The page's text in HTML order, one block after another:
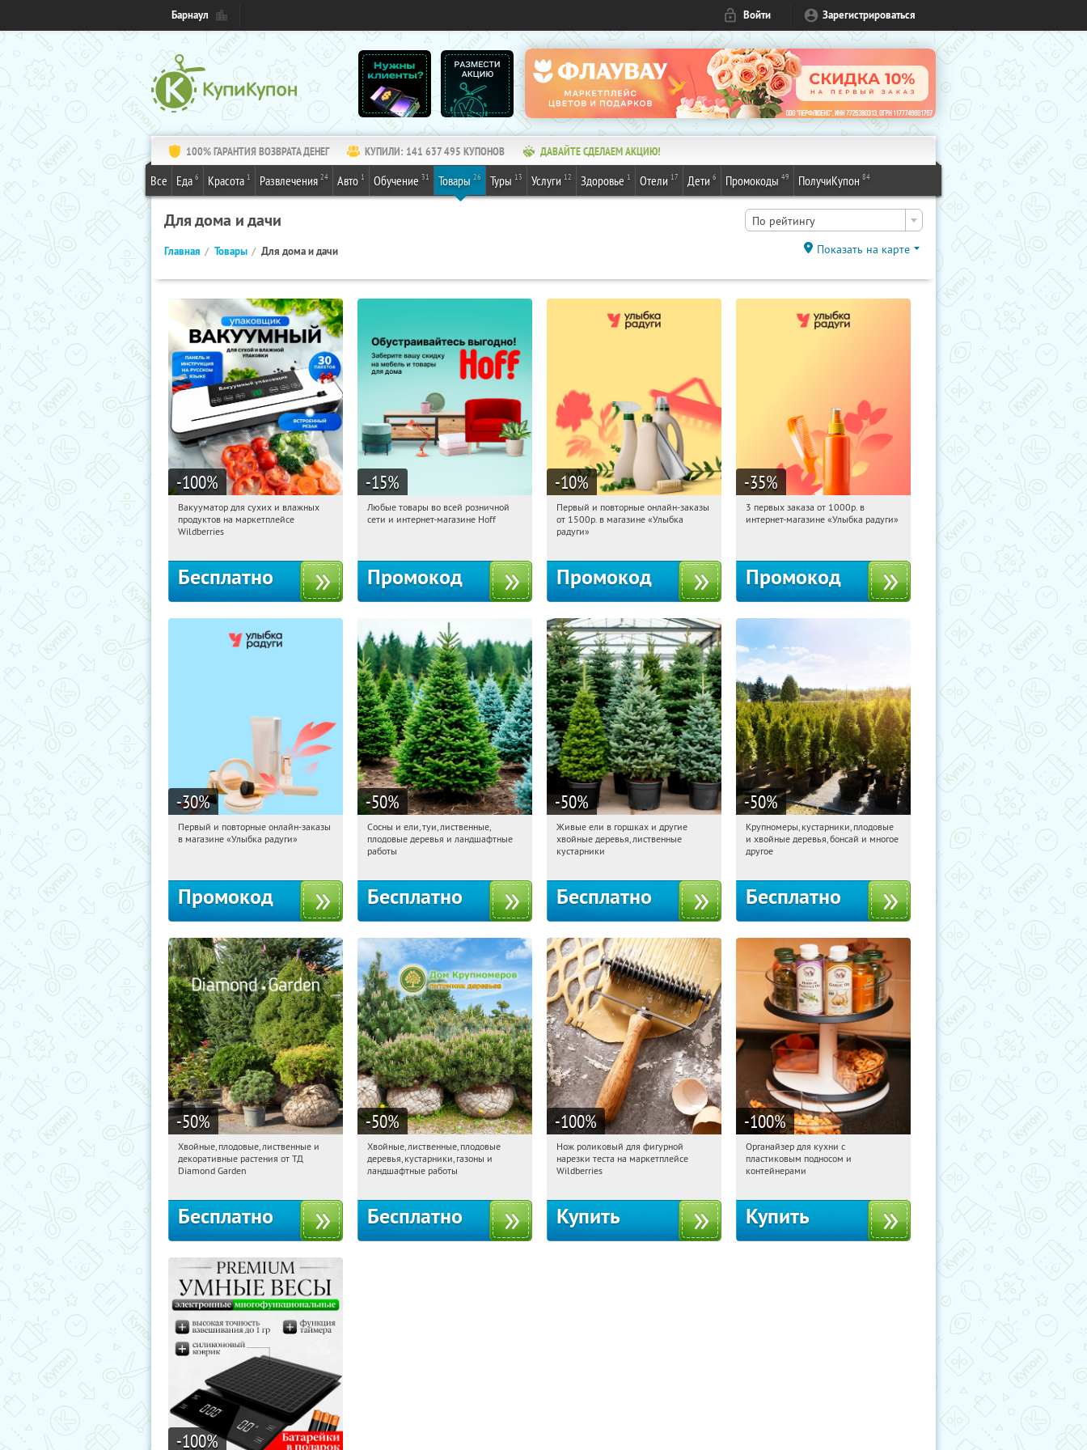
Барнаул Войти Зарегистрироваться
100% ГАРАНТИЯ ВОЗВРАТА ДЕНЕГ КУПИЛИ: 141 637 496 КУПОНОВ ДАВАЙТЕ СДЕЛАЕМ АКЦИЮ!
Все Еда 6 Красота 1 Развлечения 24 Авто 1 Обучение 31 Товары 26 Туры 13 Услуги 12 Здоровье 1 Отели 17 Дети 6 Промокоды 49 ПолучиКупон 84
Для дома и дачи По рейтингу
Главная Товары Для дома и дачи Показать на карте
-100%
13:44:13 Получили:175
Россия
Вакууматор для сухих и влажных
продуктов на маркетплейсе
Wildberries
Бесплатно
-15%
13:44:13 Получили:
Любые товары во всей розничной
сети и интернет-магазине Hoff
Промокод
-10%
13:44:13 Получили:1
Россия
Первый и повторные онлайн-заказы
от 1500р. в магазине «Улыбка
радуги»
Промокод
-35%
13:44:13 Получили:
3 первых заказа от 1000р. в
интернет-магазине «Улыбка радуги»
Промокод
-30%
13:44:13 Получили:2
Первый и повторные онлайн-заказы
в магазине «Улыбка радуги»
Промокод
-50%
13:44:13 Получили:
Московская обл., г. Химки,
Сосны и ели, туи, лиственные,
плодовые деревья и ландшафтные
работы
Бесплатно
-50%
13:44:13 Получили:
Московская обл., г. Химки,
Живые ели в горшках и другие
хвойные деревья, лиственные
кустарники
Бесплатно
-50%
13:44:13 Получили:28
Москва, Рябиновая улица, 17
Крупномеры, кустарники, плодовые
и хвойные деревья, бонсай и многое
другое
Бесплатно
-50%
13:44:13 Получили:
Выставочная
Хвойные, плодовые, лиственные и
декоративные растения от ТД
Diamond Garden
Бесплатно
-50%
13:44:13 Получили:
Павелецкая
Угрешская
Хвойные, лиственные, плодовые
деревья, кустарники, газоны и
ландшафтные работы
Бесплатно
-100%
13:44:13 Получили:
Россия
Нож роликовый для фигурной
нарезки теста на маркетплейсе
Wildberries
Купить
-100%
13:44:13 Получили:
Россия
Органайзер для кухни с
пластиковым подносом и
контейнерами
Купить
-100%